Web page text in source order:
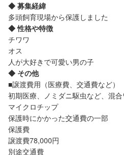
◆ 募集経緯
多頭飼育現場から保護しました
◆ 性格や特徴
チワワ
オス
人が大好きで可愛い男の子
◆ その他
■譲渡費用（医療費、交通費など）
初期医療、ノミダニ駆虫など、混
マイクロチップ
保護時にかかった交通費の一部
保護費
譲渡費78,000円
別途交通費